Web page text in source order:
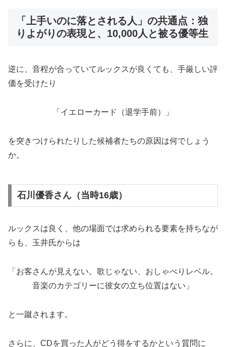
「上手いのに落とされる人」の共通点：独
りよがりの表現と、10,000人と被る優等生
逆に、音程が合っていてルックスが良くても、手厳しい評
価を受けたり
「イエローカード（退学手前）」
を突きつけられたりした候補者たちの原因は何でしょう
か。
石川優香さん（当時16歳）
ルックスは良く、他の場面では求められる要素を持ちなが
らも、玉井氏からは
「お客さんが見えない。歌じゃない、おしゃべりレベル。
音楽のカテゴリーに彼女の立ち位置はない」
と一蹴されます。
さらに、CDを買った人がどう得をするかという質問に